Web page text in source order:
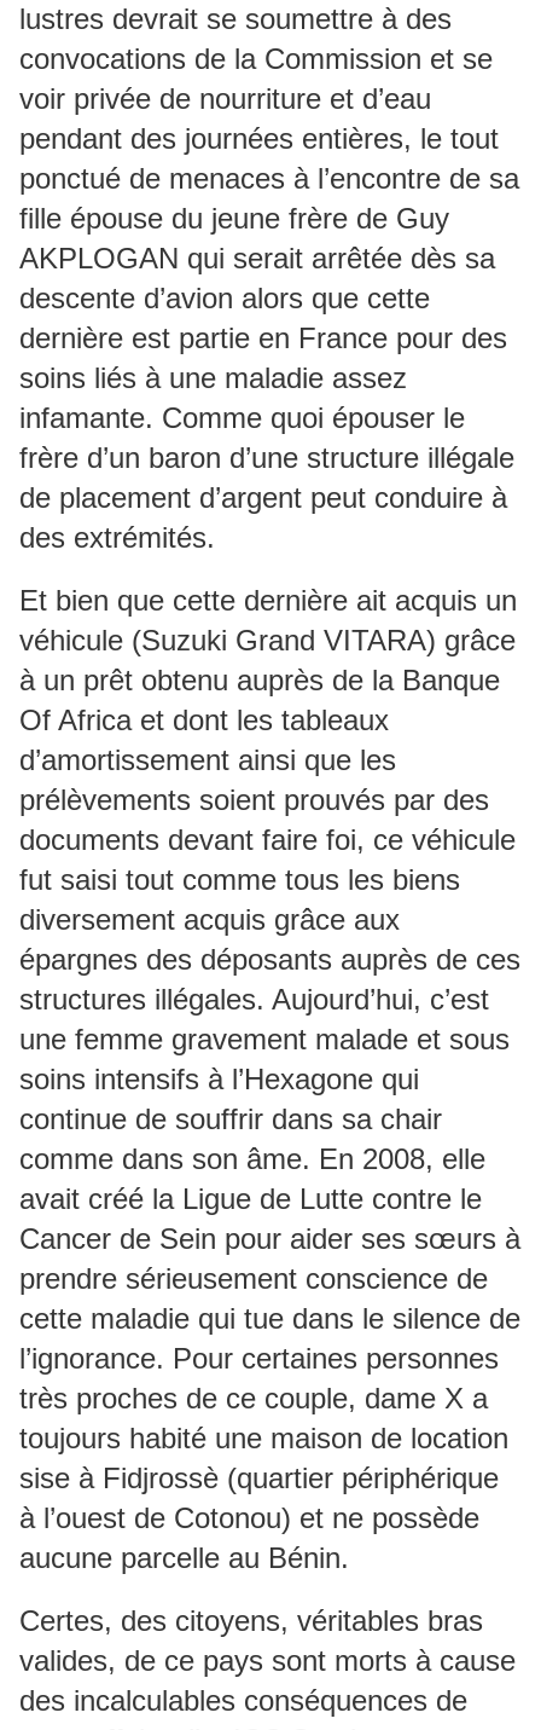
lustres devrait se soumettre à des
convocations de la Commission et se
voir privée de nourriture et d’eau
pendant des journées entières, le tout
ponctué de menaces à l’encontre de sa
fille épouse du jeune frère de Guy
AKPLOGAN qui serait arrêtée dès sa
descente d’avion alors que cette
dernière est partie en France pour des
soins liés à une maladie assez
infamante. Comme quoi épouser le
frère d’un baron d’une structure illégale
de placement d’argent peut conduire à
des extrémités.
Et bien que cette dernière ait acquis un
véhicule (Suzuki Grand VITARA) grâce
à un prêt obtenu auprès de la Banque
Of Africa et dont les tableaux
d’amortissement ainsi que les
prélèvements soient prouvés par des
documents devant faire foi, ce véhicule
fut saisi tout comme tous les biens
diversement acquis grâce aux
épargnes des déposants auprès de ces
structures illégales. Aujourd’hui, c’est
une femme gravement malade et sous
soins intensifs à l’Hexagone qui
continue de souffrir dans sa chair
comme dans son âme. En 2008, elle
avait créé la Ligue de Lutte contre le
Cancer de Sein pour aider ses sœurs à
prendre sérieusement conscience de
cette maladie qui tue dans le silence de
l’ignorance. Pour certaines personnes
très proches de ce couple, dame X a
toujours habité une maison de location
sise à Fidjrossè (quartier périphérique
à l’ouest de Cotonou) et ne possède
aucune parcelle au Bénin.
Certes, des citoyens, véritables bras
valides, de ce pays sont morts à cause
des incalculables conséquences de